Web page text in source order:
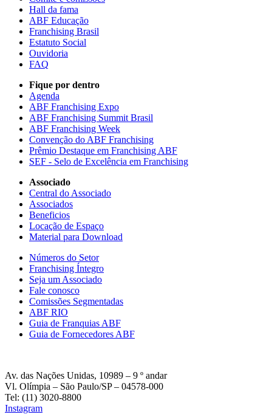
Hall da fama
ABF Educação
Franchising Brasil
Estatuto Social
Ouvidoria
FAQ
Fique por dentro
Agenda
ABF Franchising Expo
ABF Franchising Summit Brasil
ABF Franchising Week
Convenção do ABF Franchising
Prêmio Destaque em Franchising ABF
SEF - Selo de Excelência em Franchising
Associado
Central do Associado
Associados
Beneficios
Locação de Espaço
Material para Download
Números do Setor
Franchising Íntegro
Seja um Associado
Fale conosco
Comissões Segmentadas
ABF RIO
Guia de Franquias ABF
Guia de Fornecedores ABF
Av. das Nações Unidas, 10989 – 9 º andar
Vl. Olímpia – São Paulo/SP – 04578-000
Tel: (11) 3020-8800
Instagram